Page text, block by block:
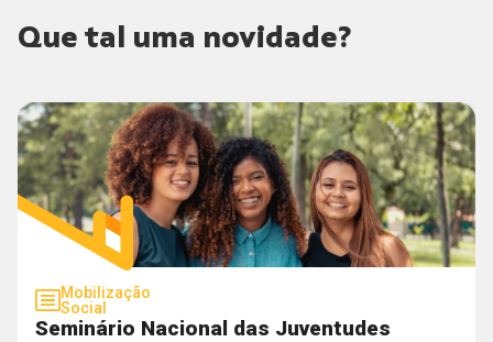
Que tal uma novidade?
Mobilização
Social
Seminário Nacional das Juventudes